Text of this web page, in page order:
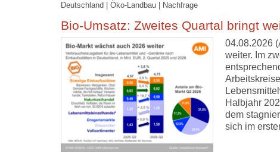
Deutschland | Öko-Landbau | Nachfrage
Bio-Umsatz: Zweites Quartal bringt
04.08.2026
weiter. Im
Halbjahr
dem
sich im